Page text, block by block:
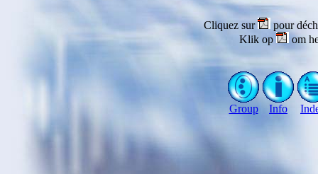
Cliquez sur
pour
Klik op
om
Group Info